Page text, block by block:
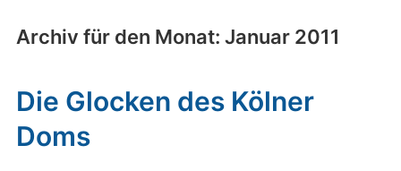
Archiv für den Monat: Januar 2011
Die Glocken des Kölner
Doms